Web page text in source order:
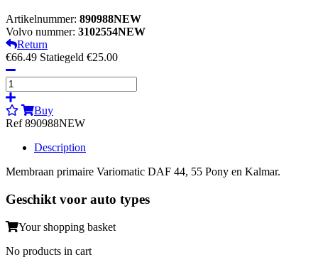
Artikelnummer: 890988NEW
Volvo nummer: 3102554NEW
Return
€66.49 Statiegeld €25.00
Buy
Ref 890988NEW
Description
Membraan primaire Variomatic DAF 44, 55 Pony en Kalmar.
Geschikt voor auto types
Your shopping basket
No products in cart